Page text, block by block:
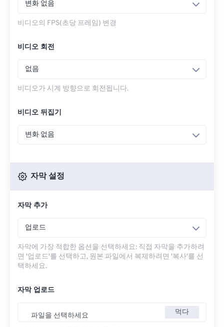
변화 없음
비디오의 FPS(초당 프레임) 변경
비디오 회전
없음
비디오가 시계 방향으로 회전됩니다.
비디오 뒤집기
변화 없음
자막 설정
자막 추가
업로드
자막에 가장 적합한 옵션을 선택하세요: 직접 자막을 추가하려
면 '업로드'를 선택하고, 원본 파일에서 복제하려면 '복사'를 선
택하세요.
자막 업로드
파일을 선택하세요 먹다